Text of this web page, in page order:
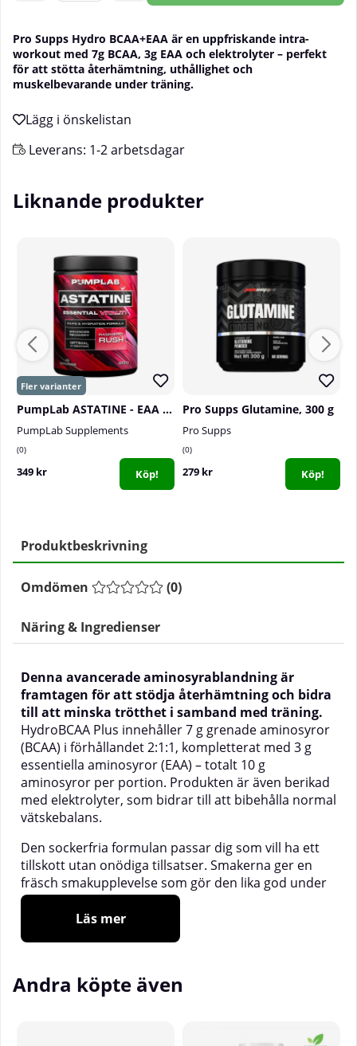
Pro Supps Hydro BCAA+EAA är en uppfriskande intra-
workout med 7g BCAA, 3g EAA och elektrolyter – perfekt
för att stötta återhämtning, uthållighet och
muskelbevarande under träning.
Leverans: 1-2 arbetsdagar
Liknande produkter
PumpLab ASTATINE - EAA & Hydration, 450 g
PumpLab Supplements
0
349 kr Köp!
Pro Supps Glutamine, 300 g
Pro Supps
0
279 kr Köp!
Produktbeskrivning
Omdömen (0)
Näring & Ingredienser
Denna avancerade aminosyrablandning är
framtagen för att stödja återhämtning och bidra
till att minska trötthet i samband med träning.
HydroBCAA Plus innehåller 7 g grenade aminosyror
(BCAA) i förhållandet 2:1:1, kompletterat med 3 g
essentiella aminosyror (EAA) – totalt 10 g
aminosyror per portion. Produkten är även berikad
med elektrolyter, som bidrar till att bibehålla normal
vätskebalans.
Den sockerfria formulan passar dig som vill ha ett
tillskott utan onödiga tillsatser. Smakerna ger en
fräsch smakupplevelse som gör den lika god under
som efter träning.
✓ 7 g BCAA + 3 g EAA per portion
vätskebalans
✓ Sockerfri och vegansk
Läs mer
Andra köpte även